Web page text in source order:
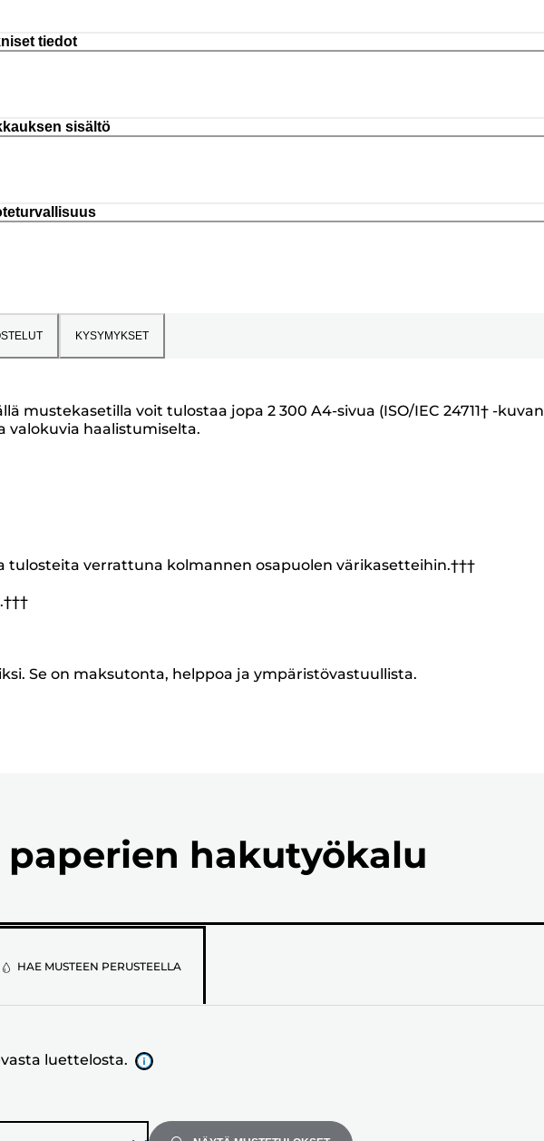
tiedot
sisältö
KYSYMYKSET
voit tulostaa jopa 2 300 A4-sivua (ISO/IEC 24711† -kuvan
valokuvia haalistumiselta.
verrattuna kolmannen osapuolen värikasetteihin.†††
Se on maksutonta, helppoa ja ympäristövastuullista.
hakutyökalu
HAE MUSTEEN PERUSTEELLA
luettelosta.